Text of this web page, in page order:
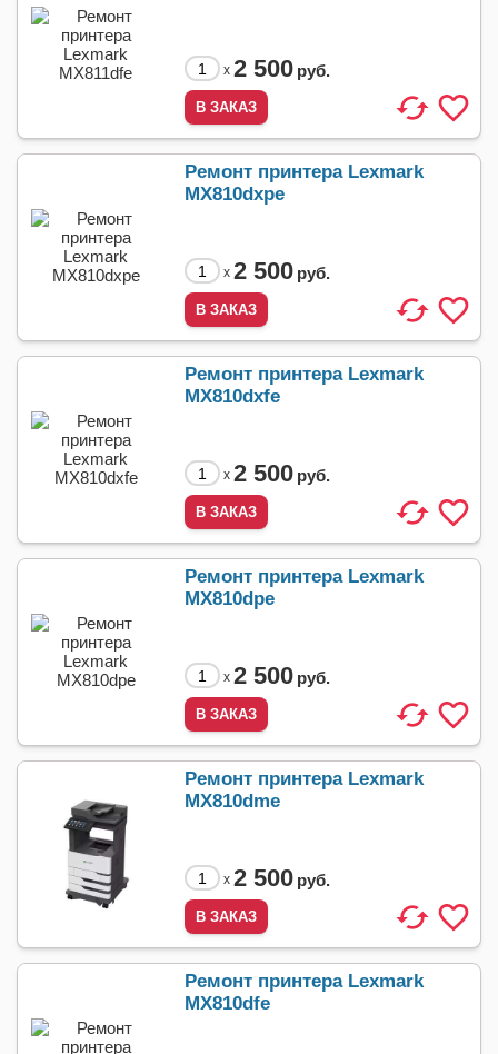
x 2 500 руб.
Ремонт принтера Lexmark
MX810dxpe
x 2 500 руб.
Ремонт принтера Lexmark
MX810dxfe
x 2 500 руб.
Ремонт принтера Lexmark
MX810dpe
x 2 500 руб.
Ремонт принтера Lexmark
MX810dme
x 2 500 руб.
Ремонт принтера Lexmark
MX810dfe